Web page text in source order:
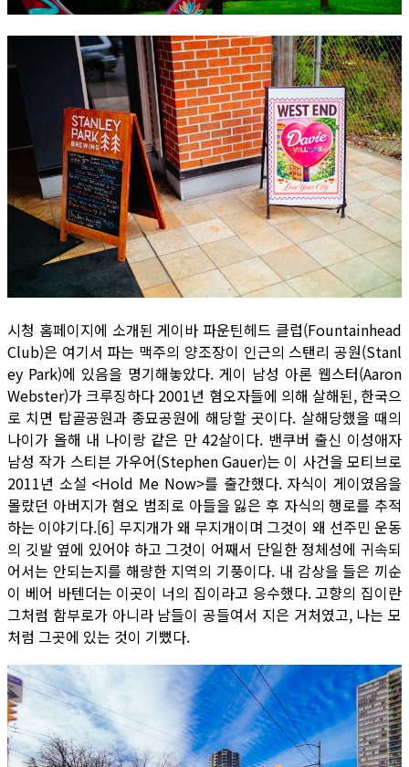
시청 홈페이지에 소개된 게이바 파운틴헤드 클럽(Fountainhead
Club)은 여기서 파는 맥주의 양조장이 인근의 스탠리 공원(Stanl
ey Park)에 있음을 명기해놓았다. 게이 남성 아론 웹스터(Aaron
Webster)가 크루징하다 2001년 혐오자들에 의해 살해된, 한국으
로 치면 탑골공원과 종묘공원에 해당할 곳이다. 살해당했을 때의
나이가 올해 내 나이랑 같은 만 42살이다. 밴쿠버 출신 이성애자
남성 작가 스티븐 가우어(Stephen Gauer)는 이 사건을 모티브로
2011년 소설 <Hold Me Now>를 출간했다. 자식이 게이였음을
몰랐던 아버지가 혐오 범죄로 아들을 잃은 후 자식의 행로를 추적
하는 이야기다.[6] 무지개가 왜 무지개이며 그것이 왜 선주민 운동
의 깃발 옆에 있어야 하고 그것이 어째서 단일한 정체성에 귀속되
어서는 안되는지를 해량한 지역의 기풍이다. 내 감상을 들은 끼순
이 베어 바텐더는 이곳이 너의 집이라고 응수했다. 고향의 집이란
그처럼 함부로가 아니라 남들이 공들여서 지은 거처였고, 나는 모
처럼 그곳에 있는 것이 기뻤다.